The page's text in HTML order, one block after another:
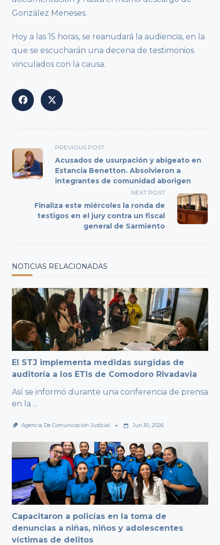
González Meneses.
Hoy a las 15 horas, se reanudará la audiencia, en la
que se escucharán una decena de testimonios
vinculados con la causa.
<span
class="nav-
subtitle
screen-
text">Page</span>
PREVIOUS POST
Acusados de usurpación y abigeato en
Estancia Benetton. Absolvieron a
integrantes de comunidad aborigen
NEXT POST
Finaliza este miércoles la ronda de
testigos en el jury contra un fiscal
general de Sarmiento
NOTICIAS RELACIONADAS
El STJ implementa medidas surgidas de
auditoría a los ETIs de Comodoro Rivadavia
Así se informó durante una conferencia de prensa
en la ...
Agencia De Comunicación Judicial Jun 30, 2026
Capacitaron a policías en la toma de
denuncias a niñas, niños y adolescentes
víctimas de delitos